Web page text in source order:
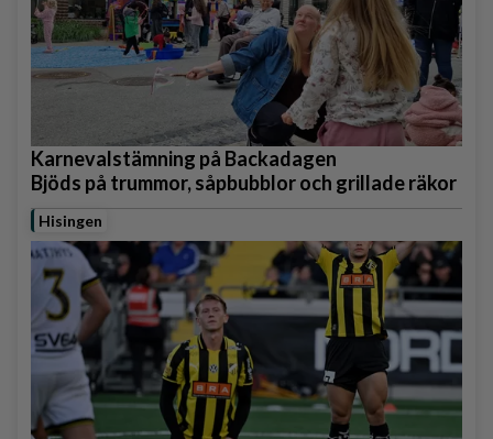
Karnevalstämning på Backadagen
Bjöds på trummor, såpbubblor och grillade räkor
Hisingen